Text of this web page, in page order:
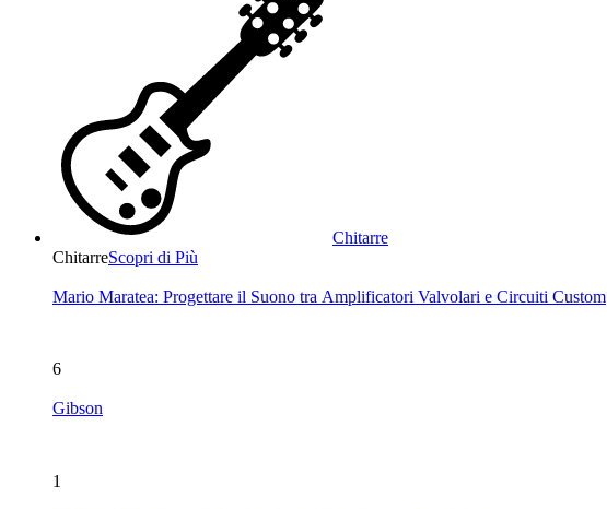
Chitarre
ChitarreScopri di Più
Mario Maratea: Progettare il Suono tra Amplificatori Valvolari e Circuiti Custom
6
Gibson
1